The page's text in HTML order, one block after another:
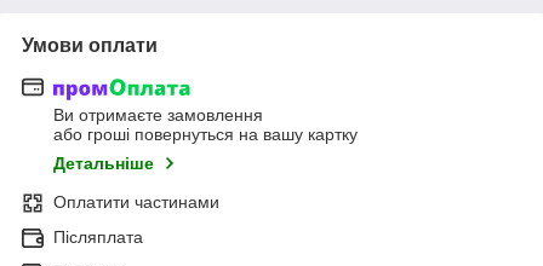
Умови оплати
Ви отримаєте замовлення
або гроші повернуться на вашу картку
Детальніше
Оплатити частинами
Післяплата